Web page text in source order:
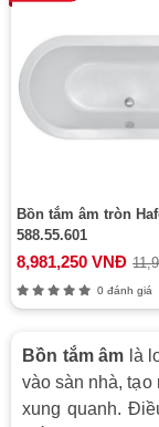
Bồn tắm âm tròn
588.55.601
8,981,250 VNĐ
0 đánh giá
Bồn tắm âm là
vào sàn nhà, tạo
xung quanh.